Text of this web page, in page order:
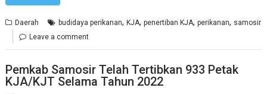
Daerah budidaya perikanan,KJA,penertiban KJA,perikanan, samosir
Leave a comment
Pemkab Samosir Telah Tertibkan 933 Petak
KJA/KJT Selama Tahun 2022